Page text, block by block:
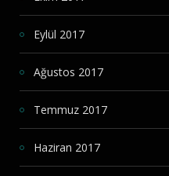
Eylül 2017
Ağustos 2017
Temmuz 2017
Haziran 2017